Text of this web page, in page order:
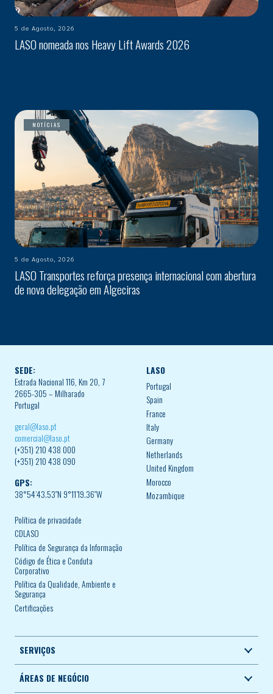
5 de Agosto, 2026
LASO nomeada nos Heavy Lift Awards 2026
NOTÍCIAS
5 de Agosto, 2026
LASO Transportes reforça presença internacional com abertura
de nova delegação em Algeciras
SEDE:
Estrada Nacional 116, Km 20, 7
2665-305 – Milharado
Portugal
geral@laso.pt
comercial@laso.pt
(+351) 210 438 000
(+351) 210 438 090
GPS:
38°54’43.53″N 9°11’19.36″W
Política de privacidade
CDLASO
Política de Segurança da Informação
Código de Ética e Conduta
Corporativo
Política da Qualidade, Ambiente e
Segurança
Certificações
LASO
Portugal
Spain
France
Italy
Germany
Netherlands
United Kingdom
Morocco
Mozambique
SERVIÇOS
ÁREAS DE NEGÓCIO